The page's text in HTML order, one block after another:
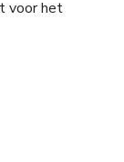
voor het